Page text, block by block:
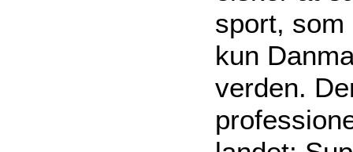
sport, som
kun
verden.